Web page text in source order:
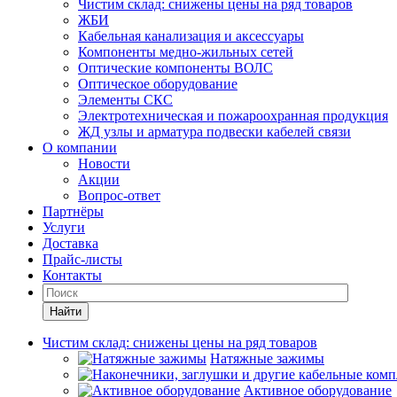
Чистим склад: снижены цены на ряд товаров
ЖБИ
Кабельная канализация и аксессуары
Компоненты медно-жильных сетей
Оптические компоненты ВОЛС
Оптическое оборудование
Элементы СКС
Электротехническая и пожароохранная продукция
ЖД узлы и арматура подвески кабелей связи
О компании
Новости
Акции
Вопрос-ответ
Партнёры
Услуги
Доставка
Прайс-листы
Контакты
Найти
Чистим склад: снижены цены на ряд товаров
Натяжные зажимы
Активное оборудование